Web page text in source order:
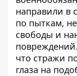
направили в
по пыткам,
свободы и
что стражи
глаза на